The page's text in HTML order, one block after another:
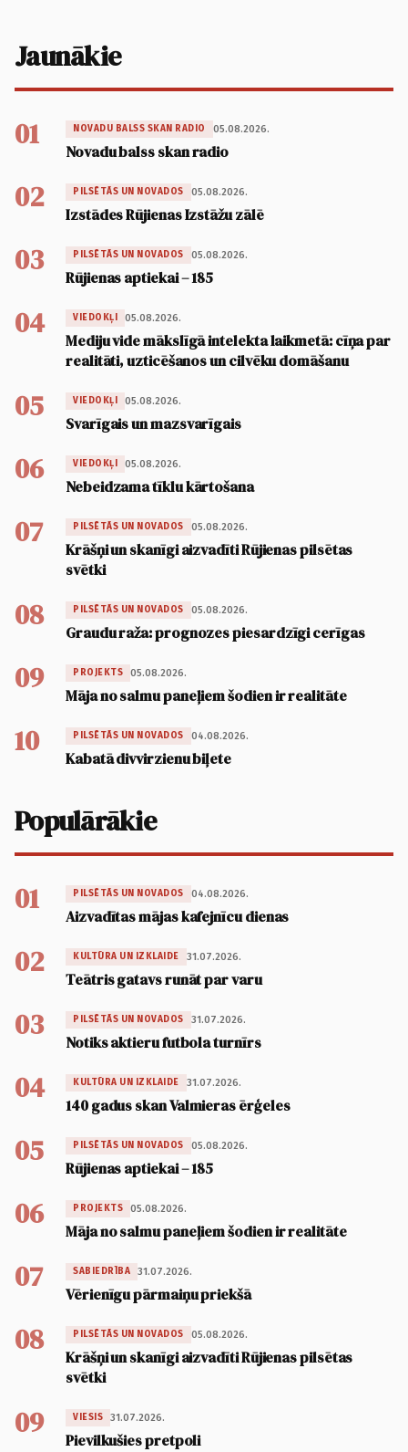
Jaunākie
01 NOVADU BALSS SKAN RADIO 05.08.2026.
Novadu balss skan radio
02 PILSĒTĀS UN NOVADOS 05.08.2026.
Izstādes Rūjienas Izstāžu zālē
03 PILSĒTĀS UN NOVADOS 05.08.2026.
Rūjienas aptiekai – 185
04 VIEDOKĻI 05.08.2026.
Mediju vide mākslīgā intelekta laikmetā: cīņa par
realitāti, uzticēšanos un cilvēku domāšanu
05 VIEDOKĻI 05.08.2026.
Svarīgais un mazsvarīgais
06 VIEDOKĻI 05.08.2026.
Nebeidzama tīklu kārtošana
07 PILSĒTĀS UN NOVADOS 05.08.2026.
Krāšņi un skanīgi aizvadīti Rūjienas pilsētas
svētki
08 PILSĒTĀS UN NOVADOS 05.08.2026.
Graudu raža: prognozes piesardzīgi cerīgas
09 PROJEKTS 05.08.2026.
Māja no salmu paneļiem šodien ir realitāte
10 PILSĒTĀS UN NOVADOS 04.08.2026.
Kabatā divvirzienu biļete
Populārākie
01 PILSĒTĀS UN NOVADOS 04.08.2026.
Aizvadītas mājas kafejnīcu dienas
02 KULTŪRA UN IZKLAIDE 31.07.2026.
Teātris gatavs runāt par varu
03 PILSĒTĀS UN NOVADOS 31.07.2026.
Notiks aktieru futbola turnīrs
04 KULTŪRA UN IZKLAIDE 31.07.2026.
140 gadus skan Valmieras ērģeles
05 PILSĒTĀS UN NOVADOS 05.08.2026.
Rūjienas aptiekai – 185
06 PROJEKTS 05.08.2026.
Māja no salmu paneļiem šodien ir realitāte
07 SABIEDRĪBA 31.07.2026.
Vērienīgu pārmaiņu priekšā
08 PILSĒTĀS UN NOVADOS 05.08.2026.
Krāšņi un skanīgi aizvadīti Rūjienas pilsētas
svētki
09 VIESIS 31.07.2026.
Pievilkušies pretpoli